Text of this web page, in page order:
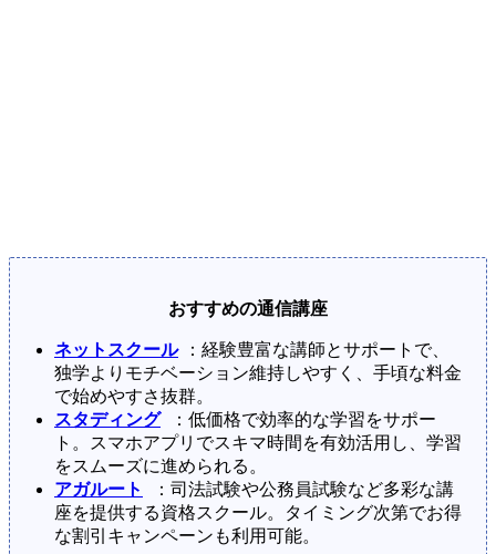
おすすめの通信講座
ネットスクール
：経験豊富な講師とサポートで、
独学よりモチベーション維持しやすく、手頃な料金
で始めやすさ抜群。
スタディング
：低価格で効率的な学習をサポー
ト。スマホアプリでスキマ時間を有効活用し、学習
をスムーズに進められる。
アガルート
：司法試験や公務員試験など多彩な講
座を提供する資格スクール。タイミング次第でお得
な割引キャンペーンも利用可能。